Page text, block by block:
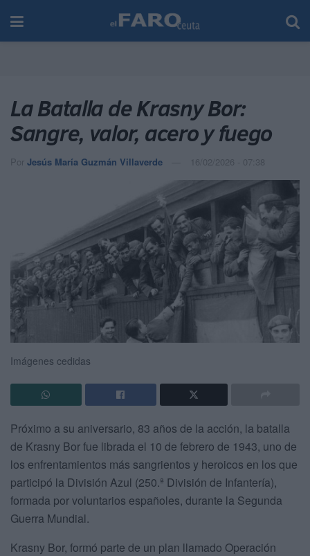
La Batalla de Krasny Bor:
Sangre, valor, acero y fuego
Por Jesús María Guzmán Villaverde 16/02/2026 - 07:38
Imágenes cedidas
Próximo a su aniversario, 83 años de la acción, la batalla
de Krasny Bor fue librada el 10 de febrero de 1943, uno de
los enfrentamientos más sangrientos y heroicos en los que
participó la División Azul (250.ª División de Infantería),
formada por voluntarios españoles, durante la Segunda
Guerra Mundial.
Krasny Bor, formó parte de un plan llamado Operación